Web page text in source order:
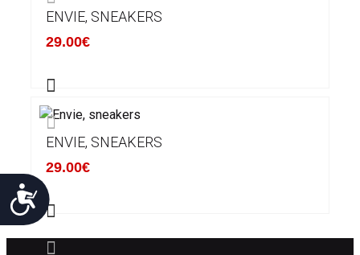
Προσιτότητα
ENVIE, SNEAKERS
29.00€
ENVIE, SNEAKERS
29.00€